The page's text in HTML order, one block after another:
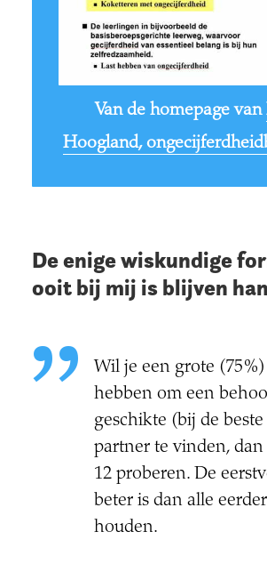
Van de homepage van
Hoogland,
De enige wiskundige
ooit bij mij is blijven
Wil je een grote
hebben om een
geschikte (bij de beste
partner te vinden,
12 proberen. De
beter is dan alle
houden.